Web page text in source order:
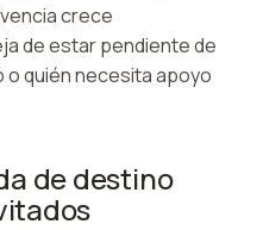
crece
de estar pendiente de
o quién necesita apoyo
de destino